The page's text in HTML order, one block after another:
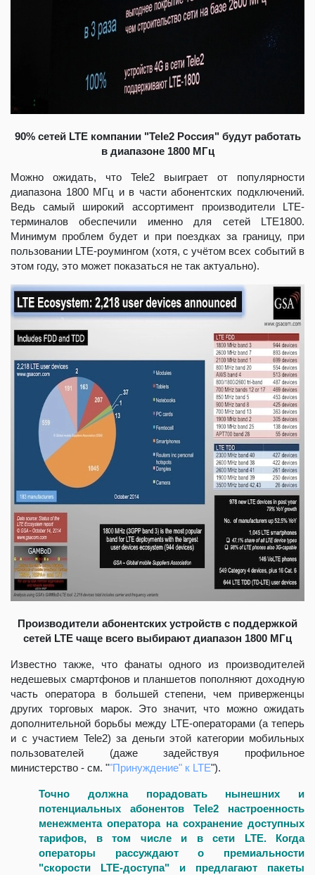
90% сетей LTE компании "Tele2 Россия" будут работать
в диапазоне 1800 МГц
Можно ожидать, что Tele2 выиграет от популярности
диапазона 1800 МГц и в части абонентских подключений.
Ведь самый широкий ассортимент производители LTE-
терминалов обеспечили именно для сетей LTE1800.
Минимум проблем будет и при поездках за границу, при
пользовании LTE-роумингом (хотя, с учётом всех событий в
этом году, это может показаться не так актуально).
Производители абонентских устройств с поддержкой
сетей LTE чаще всего выбирают диапазон 1800 МГц
Известно также, что фанаты одного из производителей
недешевых смартфонов и планшетов пополняют доходную
часть оператора в большей степени, чем приверженцы
других торговых марок. Это значит, что можно ожидать
дополнительной борьбы между LTE-операторами (а теперь
и с участием Tele2) за деньги этой категории мобильных
пользователей (даже задействуя профильное
министерство - см. ""Принуждение" к LTE").
Точно должна порадовать нынешних и
потенциальных абонентов Tele2 настроенность
менежмента оператора на сохранение доступных
тарифов, в том числе и в сети LTE. Когда
операторы рассуждают о премиальности
"скорости LTE-доступа" и предлагают пакеты